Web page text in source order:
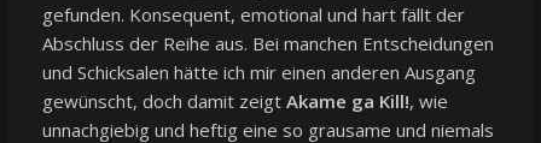
gefunden. Konsequent, emotional und hart fällt der
Abschluss der Reihe aus. Bei manchen Entscheidungen
und Schicksalen hätte ich mir einen anderen Ausgang
gewünscht, doch damit zeigt Akame ga Kill!, wie
unnachgiebig und heftig eine so grausame und niemals